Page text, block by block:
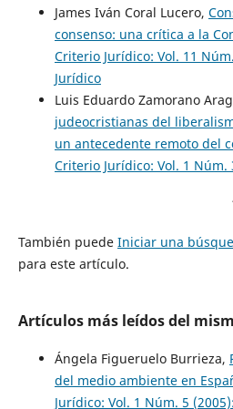
James Iván Coral Lucero,
consenso: una crítica a la
Criterio Jurídico: Vol. 11
Jurídico
Luis Eduardo Zamorano
judeocristianas del
un antecedente remoto del
Criterio Jurídico: Vol. 1
También puede Iniciar una
para este artículo.
Artículos más leídos del
Ángela Figueruelo Burrieza,
del medio ambiente en
Jurídico: Vol. 1 Núm. 5